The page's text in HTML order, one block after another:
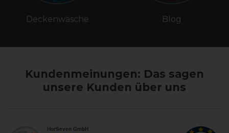
Deckenwäsche Blog
Kundenmeinungen: Das sagen
unsere Kunden über uns